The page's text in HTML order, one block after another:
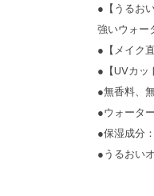
●【うるお
強いウォー
●【メイク
●【UVカッ
●無香料、
●ウォータ
●保湿成分
●うるおい